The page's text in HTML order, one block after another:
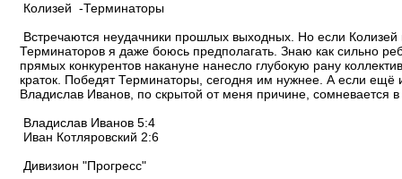
Колизей -Терминаторы
Встречаются неудачники прошлых выходных. Но если
Терминаторов я даже боюсь предполагать. Знаю как сильно
прямых конкурентов накануне нанесло глубокую рану
краток. Победят Терминаторы, сегодня им нужнее. А если ещё
Владислав Иванов, по скрытой от меня причине, сомневается
Владислав Иванов 5:4
Иван Котляровский 2:6
Дивизион "Прогресс"